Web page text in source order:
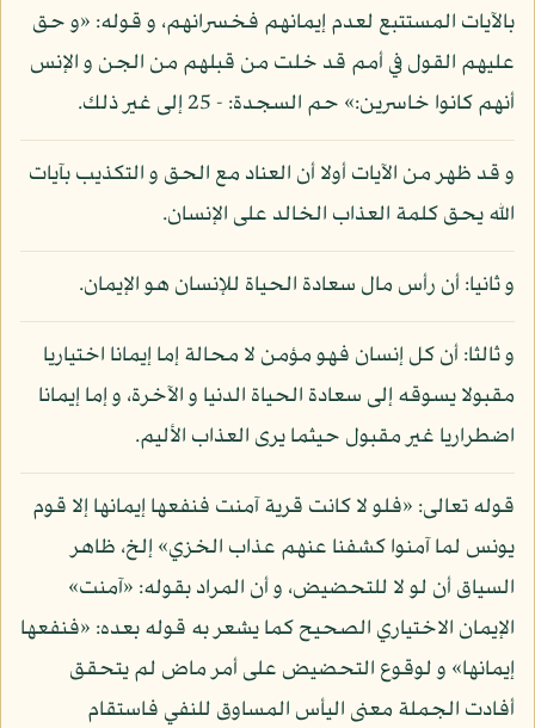
بالآيات المستتبع لعدم إيمانهم فخسرانهم، و قوله: «و حق
عليهم القول في أمم قد خلت من قبلهم من الجن و الإنس
أنهم كانوا خاسرين:» حم السجدة: - 25 إلى غير ذلك.
و قد ظهر من الآيات أولا أن العناد مع الحق و التكذيب بآيات
الله يحق كلمة العذاب الخالد على الإنسان.
و ثانيا: أن رأس مال سعادة الحياة للإنسان هو الإيمان.
و ثالثا: أن كل إنسان فهو مؤمن لا محالة إما إيمانا اختياريا
مقبولا يسوقه إلى سعادة الحياة الدنيا و الآخرة، و إما إيمانا
اضطراريا غير مقبول حيثما يرى العذاب الأليم.
قوله تعالى: «فلو لا كانت قرية آمنت فنفعها إيمانها إلا قوم
يونس لما آمنوا كشفنا عنهم عذاب الخزي» إلخ، ظاهر
السياق أن لو لا للتحضيض، و أن المراد بقوله: «آمنت»
الإيمان الاختياري الصحيح كما يشعر به قوله بعده: «فنفعها
إيمانها» و لوقوع التحضيض على أمر ماض لم يتحقق
أفادت الجملة معنى اليأس المساوق للنفي فاستقام